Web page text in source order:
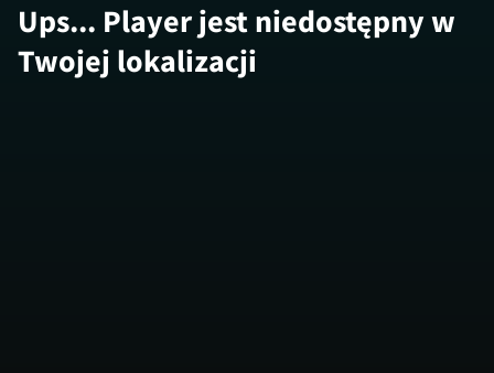
Ups... Player jest niedostępny w
Twojej lokalizacji